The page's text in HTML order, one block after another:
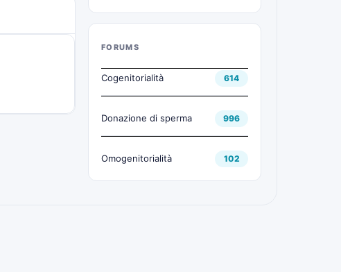
FORUMS
Cogenitorialità 614
Donazione di sperma 996
Omogenitorialità 102